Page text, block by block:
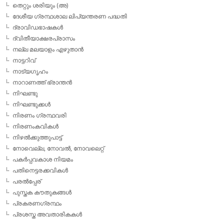
തെറ്റും ശരിയും (അ)
ദേശീയ ഗ്രന്ഥശാല ലിപ്യന്തരണ പദ്ധതി
ദ്രാവിഡഭാഷകള്‍
ദ്വിതീയാക്ഷരപ്രാസം
നല്ല മലയാളം എഴുതാന്‍
നാട്ടറിവ്
നാട്യഗൃഹം
നാറാണത്ത് ഭ്രാന്തന്‍
നിഘണ്ടു
നിഘണ്ടുക്കള്‍
നിരണം ഗ്രന്ഥവരി
നിരണംകവികള്‍
നിഴല്‍ക്കുത്തുപാട്ട്
നോവെല്ല, നോവല്‍, നോവലെറ്റ്
പകര്‍പ്പവകാശ നിയമം
പതിനെട്ടരക്കവികള്‍
പരല്‍പ്പേര്
പുസ്തക കൗതുകങ്ങള്‍
പ്രകരണഗ്രന്ഥം
പ്രശസ്ത അവതാരികകള്‍